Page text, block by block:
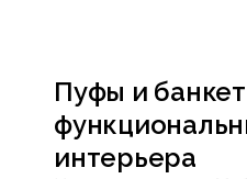
Пуфы и
интерьера